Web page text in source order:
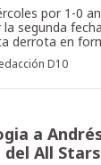
por 1-0
segunda
derrota en
D10
a
del All Stars